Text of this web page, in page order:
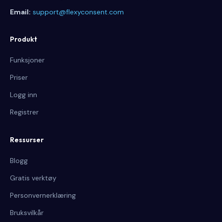
Email: support@flexyconsent.com
Produkt
Funksjoner
Priser
Logg inn
Registrer
Ressurser
Blogg
Gratis verktøy
Personvernerklæring
Bruksvilkår